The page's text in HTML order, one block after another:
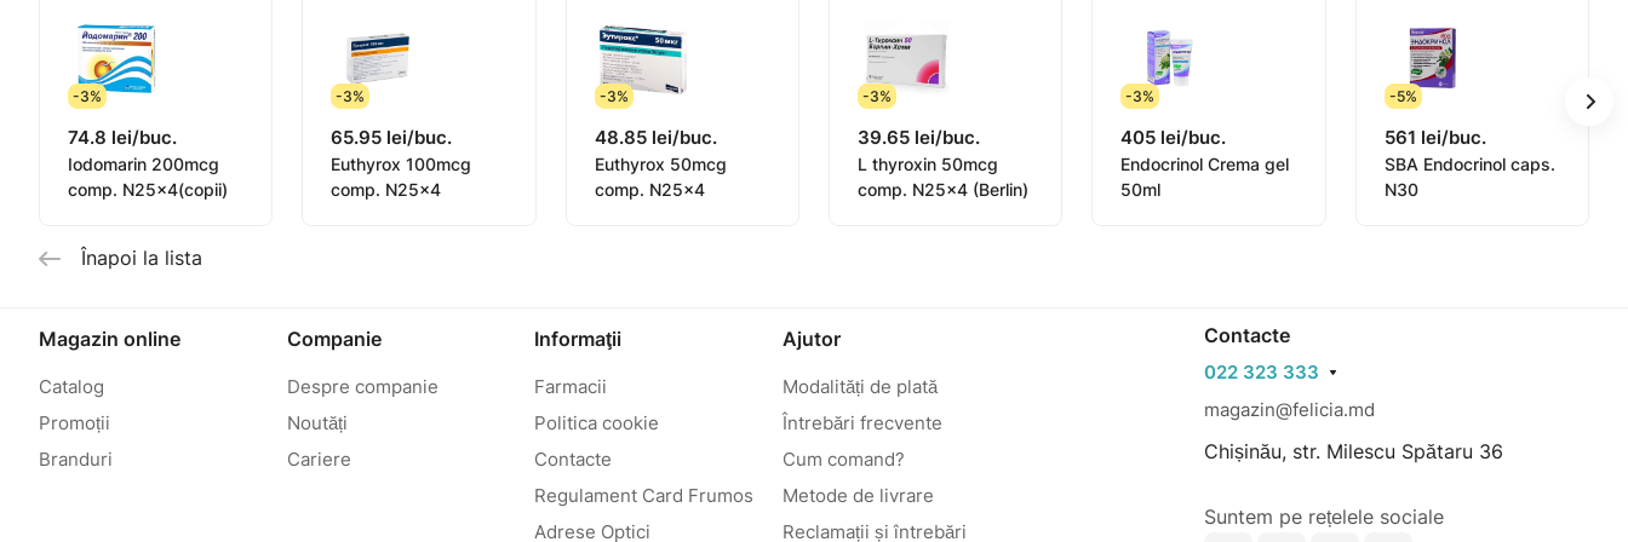
-3%
74.8 lei/buc.
Iodomarin 200mcg
comp. N25x4(copii)
-3%
65.95 lei/buc.
Euthyrox 100mcg
comp. N25x4
-3%
48.85 lei/buc.
Euthyrox 50mcg
comp. N25x4
-3%
39.65 lei/buc.
L thyroxin 50mcg
comp. N25x4 (Berlin)
-3%
405 lei/buc.
Endocrinol Crema gel
50ml
-5%
561 lei/buc.
SBA Endocrinol caps.
N30
Înapoi la lista
Magazin online
Catalog
Promoții
Branduri
Companie
Despre companie
Noutăți
Cariere
Informaţii
Farmacii
Politica cookie
Contacte
Regulament Card Frumos
Adrese Optici
Ajutor
Modalități de plată
Întrebări frecvente
Cum comand?
Metode de livrare
Reclamații și întrebări
Contacte
022 323 333
magazin@felicia.md
Chișinău, str. Milescu Spătaru 36
Suntem pe rețelele sociale